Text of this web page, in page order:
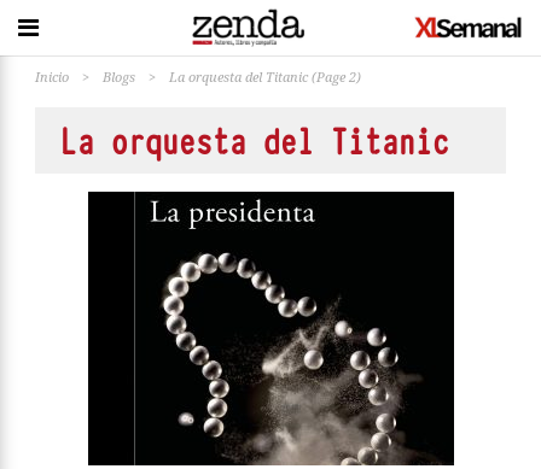
Inicio > Blogs > La orquesta del Titanic (Page 2)
La orquesta del Titanic